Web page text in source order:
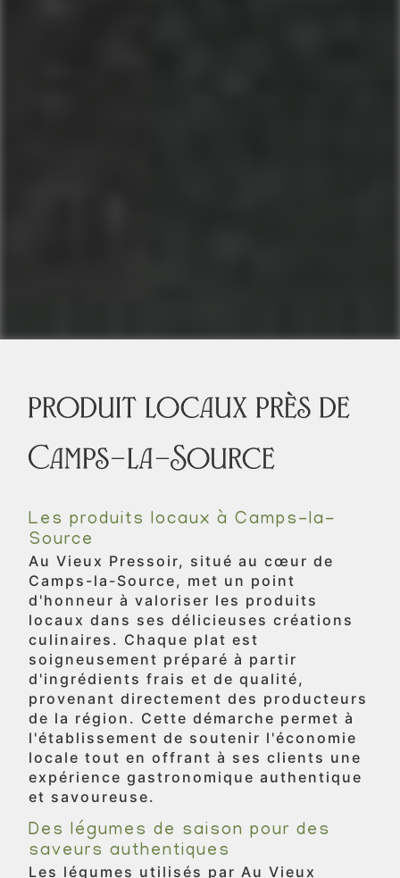
produit locaux près de
Camps-la-Source
Les produits locaux à Camps-la-
Source
Au Vieux Pressoir, situé au cœur de
Camps-la-Source, met un point
d'honneur à valoriser les produits
locaux dans ses délicieuses créations
culinaires. Chaque plat est
soigneusement préparé à partir
d'ingrédients frais et de qualité,
provenant directement des producteurs
de la région. Cette démarche permet à
l'établissement de soutenir l'économie
locale tout en offrant à ses clients une
expérience gastronomique authentique
et savoureuse.
Des légumes de saison pour des
saveurs authentiques
Les légumes utilisés par Au Vieux